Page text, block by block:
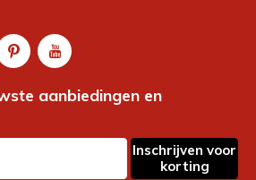
aanbiedingen en
Inschrijven voor
korting